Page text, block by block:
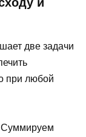
две задачи
при любой
Суммируем